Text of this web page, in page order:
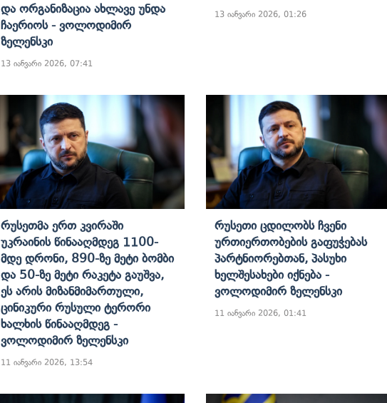
Და Ორგანიზაცია Ახლავე Უნდა
Ჩაერიოს - Ვოლოდიმირ
Ზელენსკი
13 იანვარი 2026, 07:41
13 იანვარი 2026, 01:26
Რუსეთმა Ერთ Კვირაში
Უკრაინის Წინააღმდეგ 1100-
Მდე Დრონი, 890-Ზე Მეტი Ბომბი
Და 50-Ზე Მეტი Რაკეტა Გაუშვა,
Ეს Არის Მიზანმიმართული,
Ცინიკური Რუსული Ტერორი
Ხალხის Წინააღმდეგ -
Ვოლოდიმირ Ზელენსკი
11 იანვარი 2026, 13:54
Რუსეთი Ცდილობს Ჩვენი
Ურთიერთობების Გაფუჭებას
Პარტნიორებთან, Პასუხი
Ხელშესახები Იქნება -
Ვოლოდიმირ Ზელენსკი
11 იანვარი 2026, 01:41